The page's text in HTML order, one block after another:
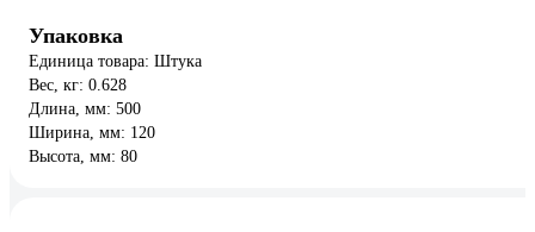
Упаковка
Единица товара: Штука
Вес, кг: 0.628
Длина, мм: 500
Ширина, мм: 120
Высота, мм: 80